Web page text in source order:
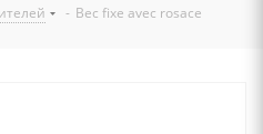
- Bec fixe avec rosace